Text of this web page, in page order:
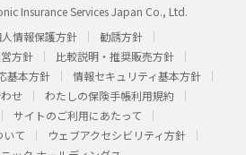
Insurance Services Japan Co., Ltd.
情報保護方針
勧誘方針
方針
比較説明・推奨販売方針
基本方針
情報セキュリティ基本方針
せ
わたしの保険手帳利用規約
サイトのご利用にあたって
いて
ウェブアクセシビリティ方針